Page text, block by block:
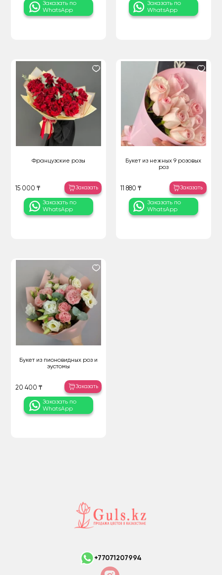
Заказать по
WhatsApp
Заказать по
WhatsApp
Французские розы
15 000 ₸ Заказать
Заказать по
WhatsApp
Букет из нежных 9 розовых
роз
11 880 ₸ Заказать
Заказать по
WhatsApp
Букет из пионовидных роз и
эустомы
20 400 ₸ Заказать
Заказать по
WhatsApp
+77071207994